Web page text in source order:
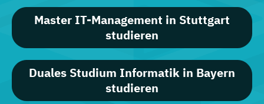
Master IT-Management in Stuttgart
studieren
Duales Studium Informatik in Bayern
studieren